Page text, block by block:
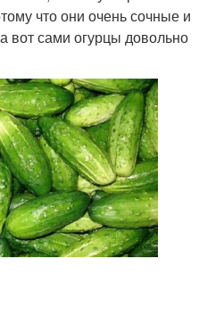
что они очень сочные и
вот сами огурцы довольно